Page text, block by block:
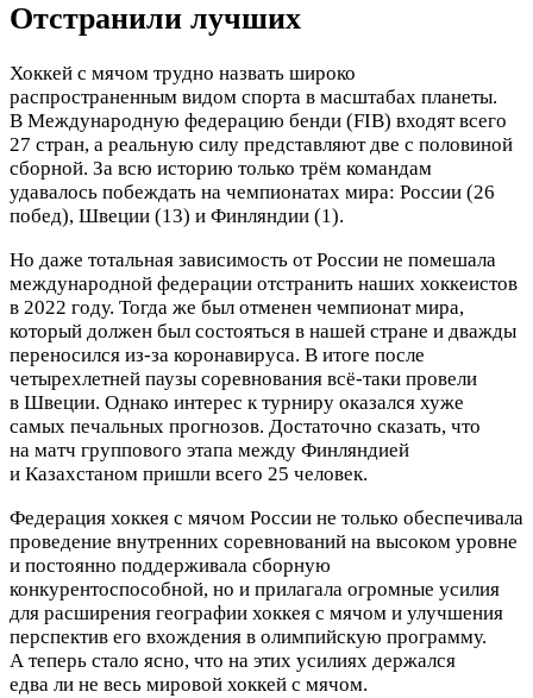
Отстранили лучших
Хоккей с мячом трудно назвать широко
распространенным видом спорта в масштабах планеты.
В Международную федерацию бенди (FIB) входят всего
27 стран, а реальную силу представляют две с половиной
сборной. За всю историю только трём командам
удавалось побеждать на чемпионатах мира: России (26
побед), Швеции (13) и Финляндии (1).
Но даже тотальная зависимость от России не помешала
международной федерации отстранить наших хоккеистов
в 2022 году. Тогда же был отменен чемпионат мира,
который должен был состояться в нашей стране и дважды
переносился из-за коронавируса. В итоге после
четырехлетней паузы соревнования всё-таки провели
в Швеции. Однако интерес к турниру оказался хуже
самых печальных прогнозов. Достаточно сказать, что
на матч группового этапа между Финляндией
и Казахстаном пришли всего 25 человек.
Федерация хоккея с мячом России не только обеспечивала
проведение внутренних соревнований на высоком уровне
и постоянно поддерживала сборную
конкурентоспособной, но и прилагала огромные усилия
для расширения географии хоккея с мячом и улучшения
перспектив его вхождения в олимпийскую программу.
А теперь стало ясно, что на этих усилиях держался
едва ли не весь мировой хоккей с мячом.